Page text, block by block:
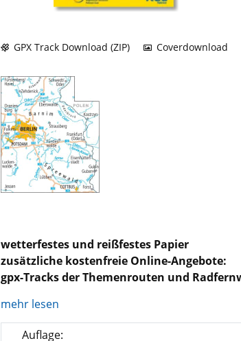
GPX Track Download (ZIP) Coverdownload
wetterfestes und reißfestes Papier
zusätzliche kostenfreie Online-Angebote:
gpx-Tracks der Themenrouten und
mehr lesen
Auflage: